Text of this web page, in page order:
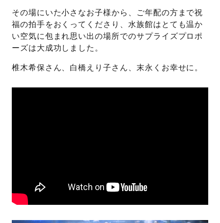
その場にいた小さなお子様から、ご年配の方まで祝
福の拍手をおくってくださり、水族館はとても温か
い空気に包まれ思い出の場所でのサプライズプロポ
ーズは大成功しました。
椎木希保さん、白橋えり子さん、末永くお幸せに。